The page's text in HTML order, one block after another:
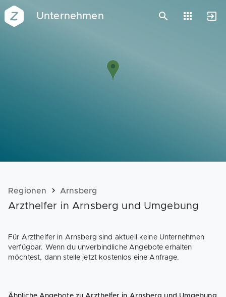
Unternehmen
Vorlagen
Regionen Arnsberg
Arzthelfer in Arnsberg und Umgebung
Für Arzthelfer in Arnsberg sind aktuell keine Unternehmen
verfügbar. Wenn du unverbindliche Angebote erhalten
möchtest, dann stelle jetzt kostenlos eine Anfrage.